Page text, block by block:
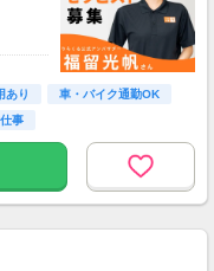
あり
車・バイク通勤OK
事